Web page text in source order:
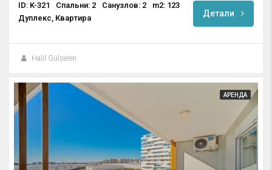
ID: K-321 Спальни: 2 Санузлов: 2
m2: 123
Дуплекс, Квартира
Детали
Halil Gülseren
АРЕНДА